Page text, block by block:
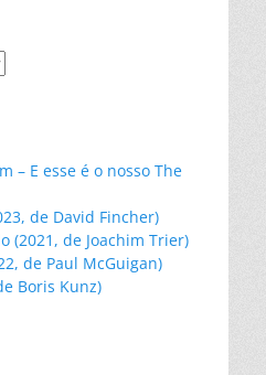
– E esse é o nosso The
de David Fincher)
(2021, de Joachim Trier)
de Paul McGuigan)
Boris Kunz)